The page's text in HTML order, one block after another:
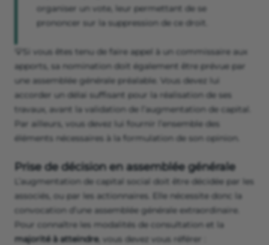
organiser un vote, leur permettant de se
prononcer sur la suppression de ce droit.
💡Si vous êtes tenu de faire appel à un commissaire aux
apports, sa nomination doit également être prévue par
une assemblée générale préalable. Vous devez lui
accorder un délai suffisant pour la réalisation de ses
travaux, avant la validation de l’augmentation de capital.
Par ailleurs, vous devez lui fournir l’ensemble des
éléments nécessaires à la formulation de son opinion.
Prise de décision en assemblée générale
L’augmentation de capital social doit être décidée par les
associés, ou par les actionnaires. Elle nécessite donc la
convocation d’une assemblée générale extraordinaire.
Pour connaître les modalités de consultation et la
majorité à atteindre, vous devez vous référer :